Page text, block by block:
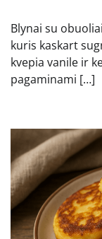
Blynai su
kuris kaskart
kvepia vanile ir
pagaminami […]